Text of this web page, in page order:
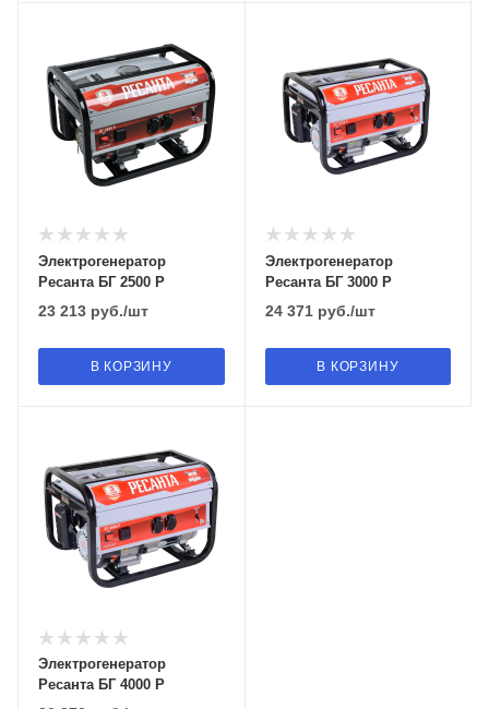
Электрогенератор
Ресанта БГ 2500 Р
23 213 руб./шт
В КОРЗИНУ
Электрогенератор
Ресанта БГ 3000 Р
24 371руб./шт
В КОРЗИНУ
Электрогенератор
Ресанта БГ 4000 Р